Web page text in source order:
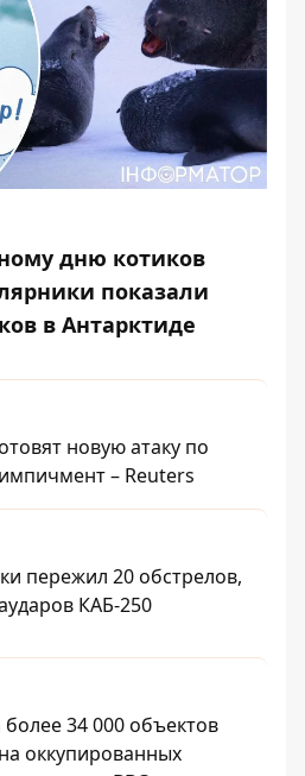
дню котиков
показали
в Антарктиде
новую атаку по
– Reuters
пережил 20 обстрелов,
КАБ-250
34 000 объектов
оккупированных